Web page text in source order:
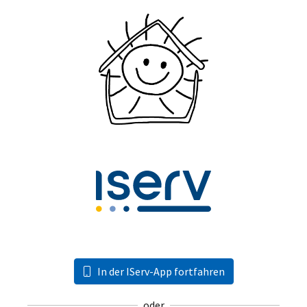
In der IServ-App fortfahren